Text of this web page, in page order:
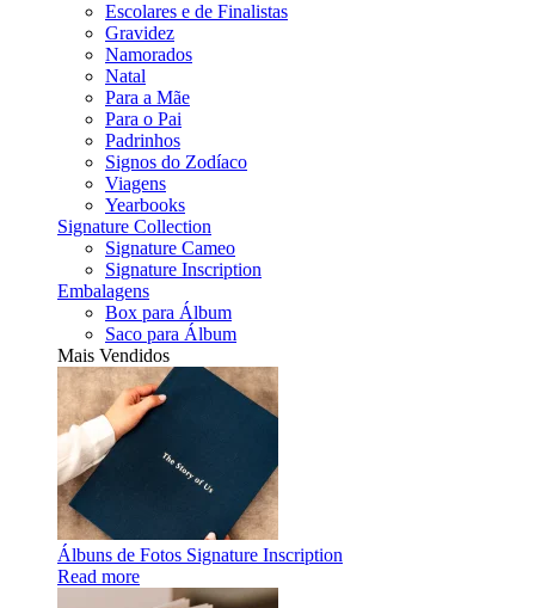
Escolares e de Finalistas
Gravidez
Namorados
Natal
Para a Mãe
Para o Pai
Padrinhos
Signos do Zodíaco
Viagens
Yearbooks
Signature Collection
Signature Cameo
Signature Inscription
Embalagens
Box para Álbum
Saco para Álbum
Mais Vendidos
Álbuns de Fotos Signature Inscription
Read more